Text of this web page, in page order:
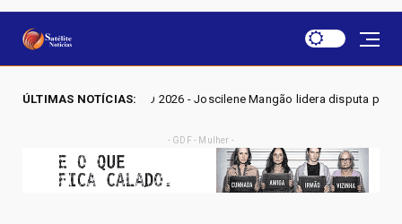
ÚLTIMAS NOTÍCIAS:
GO 2026 - Joscilene Mangão lidera disputa por vaga na Alego em Novo
- GDF - Mulher -